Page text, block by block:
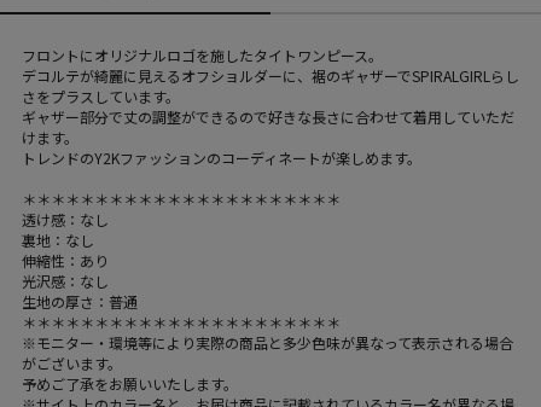
フロントにオリジナルロゴを施したタイトワンピース。
デコルテが綺麗に見えるオフショルダーに、裾のギャザーでSPIRALGIRLらし
さをプラスしています。
ギャザー部分で丈の調整ができるので好きな長さに合わせて着用していただ
けます。
トレンドのY2Kファッションのコーディネートが楽しめます。
＊＊＊＊＊＊＊＊＊＊＊＊＊＊＊＊＊＊＊＊＊＊
透け感：なし
裏地：なし
伸縮性：あり
光沢感：なし
生地の厚さ：普通
＊＊＊＊＊＊＊＊＊＊＊＊＊＊＊＊＊＊＊＊＊＊
※モニター・環境等により実際の商品と多少色味が異なって表示される場合
がございます。
予めご了承をお願いいたします。